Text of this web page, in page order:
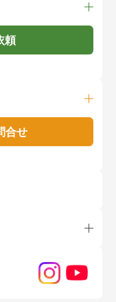
頼
合せ